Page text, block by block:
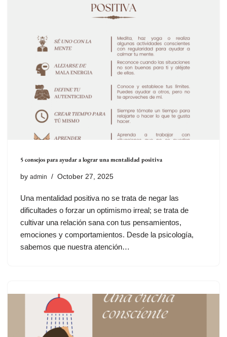
5 consejos para ayudar a lograr una mentalidad positiva
by admin October 27, 2025
Una mentalidad positiva no se trata de negar las
dificultades o forzar un optimismo irreal; se trata de
cultivar una relación sana con tus pensamientos,
emociones y comportamientos. Desde la psicología,
sabemos que nuestra atención…